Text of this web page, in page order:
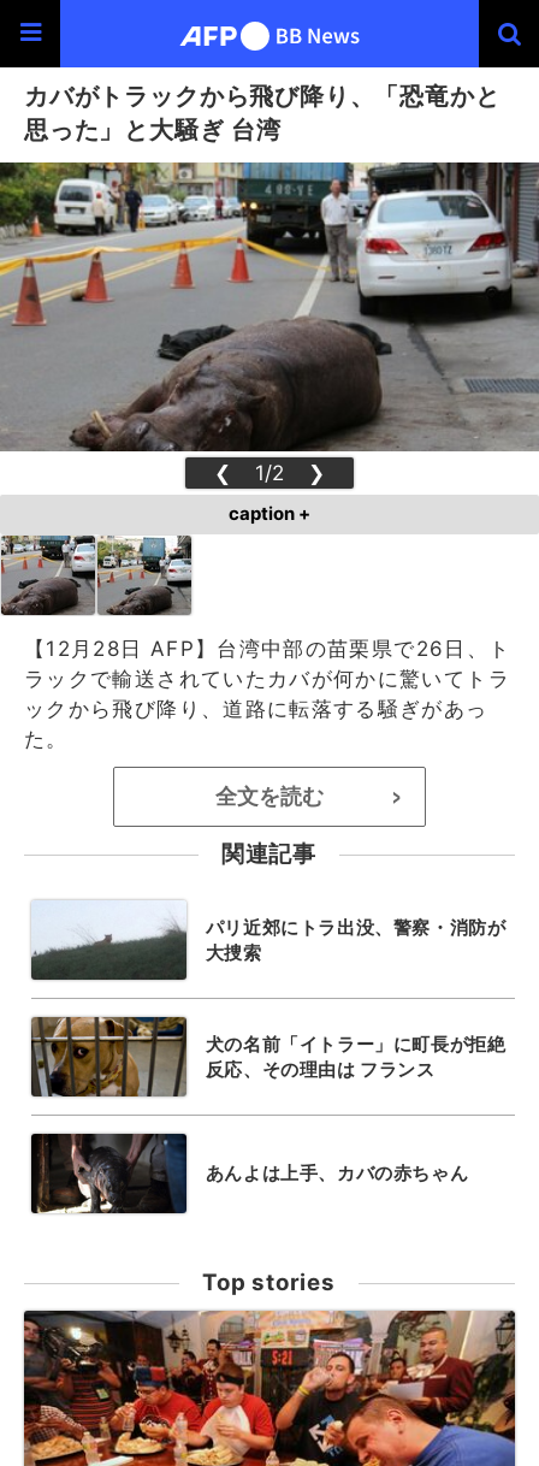
カバがトラックから飛び降り、「恐竜かと
思った」と大騒ぎ 台湾
❮ 1/2 ❯
caption +
【12月28日 AFP】台湾中部の苗栗県で26日、ト
ラックで輸送されていたカバが何かに驚いてトラ
ックから飛び降り、道路に転落する騒ぎがあっ
た。
全文を読む >
関連記事
パリ近郊にトラ出没、警察・消防が
大捜索
犬の名前「イトラー」に町長が拒絶
反応、その理由は フランス
あんよは上手、カバの赤ちゃん
Top stories